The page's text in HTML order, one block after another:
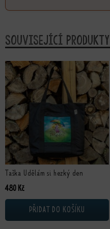
Související produkty
Taška Udělám si hezký den
480 Kč
PŘIDAT DO KOŠÍKU